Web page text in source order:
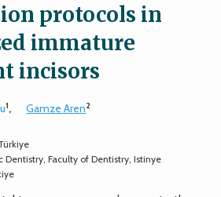
protocols in
immature
incisors
1, Gamze Aren2
Dentistry, Faculty of Dentistry, Istinye